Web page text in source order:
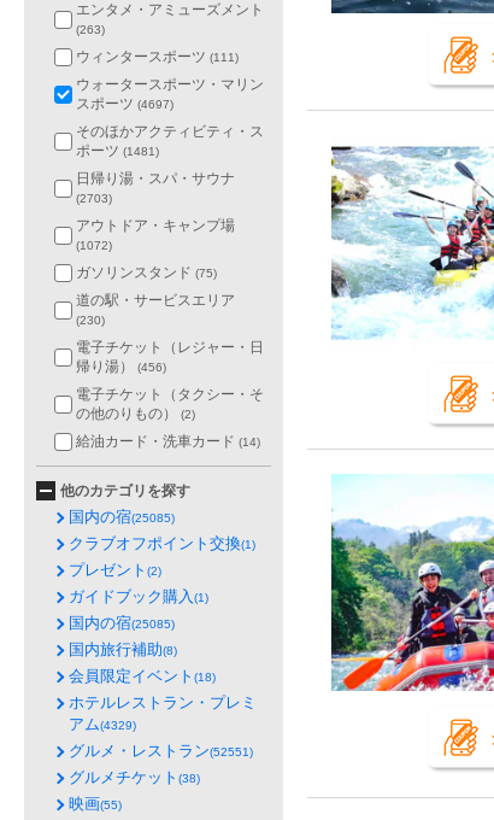
エンタメ・アミューズメント
(263)
ウィンタースポーツ (111)
ウォータースポーツ・マリン
スポーツ (4697)
そのほかアクティビティ・ス
ポーツ (1481)
日帰り湯・スパ・サウナ
(2703)
アウトドア・キャンプ場
(1072)
ガソリンスタンド (75)
道の駅・サービスエリア
(230)
電子チケット（レジャー・日
帰り湯）
(456)
電子チケット（タクシー・そ
の他のりもの）
(2)
給油カード・洗車カード (14)
他のカテゴリを探す
国内の宿(25085)
クラブオフポイント交換(1)
プレゼント (2)
ガイドブック購入(1)
国内の宿(25085)
国内旅行補助(8)
会員限定イベント (18)
ホテルレストラン・プレミ
アム(4329)
グルメ・レストラン(52551)
グルメチケット (38)
映画(55)